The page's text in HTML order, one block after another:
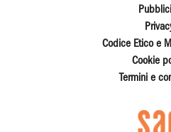
Codice Etico e
Cookie
Termini e